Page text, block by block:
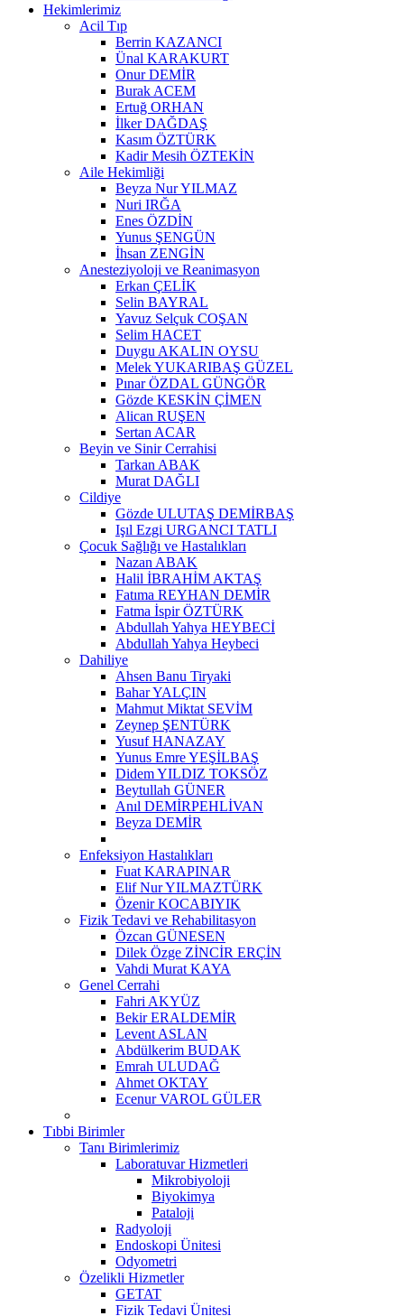
Hekimlerimiz
Acil Tıp
Berrin KAZANCI
Ünal KARAKURT
Onur DEMİR
Burak ACEM
Ertuğ ORHAN
İlker DAĞDAŞ
Kasım ÖZTÜRK
Kadir Mesih ÖZTEKİN
Aile Hekimliği
Beyza Nur YILMAZ
Nuri IRĞA
Enes ÖZDİN
Yunus ŞENGÜN
İhsan ZENGİN
Anesteziyoloji ve Reanimasyon
Erkan ÇELİK
Selin BAYRAL
Yavuz Selçuk COŞAN
Selim HACET
Duygu AKALIN OYSU
Melek YUKARIBAŞ GÜZEL
Pınar ÖZDAL GÜNGÖR
Gözde KESKİN ÇİMEN
Alican RUŞEN
Sertan ACAR
Beyin ve Sinir Cerrahisi
Tarkan ABAK
Murat DAĞLI
Cildiye
Gözde ULUTAŞ DEMİRBAŞ
Işıl Ezgi URGANCI TATLI
Çocuk Sağlığı ve Hastalıkları
Nazan ABAK
Halil İBRAHİM AKTAŞ
Fatıma REYHAN DEMİR
Fatma İspir ÖZTÜRK
Abdullah Yahya HEYBECİ
Abdullah Yahya Heybeci
Dahiliye
Ahsen Banu Tiryaki
Bahar YALÇIN
Mahmut Miktat SEVİM
Zeynep ŞENTÜRK
Yusuf HANAZAY
Yunus Emre YEŞİLBAŞ
Didem YILDIZ TOKSÖZ
Beytullah GÜNER
Anıl DEMİRPEHLİVAN
Beyza DEMİR
Enfeksiyon Hastalıkları
Fuat KARAPINAR
Elif Nur YILMAZTÜRK
Özenir KOCABIYIK
Fizik Tedavi ve Rehabilitasyon
Özcan GÜNESEN
Dilek Özge ZİNCİR ERÇİN
Vahdi Murat KAYA
Genel Cerrahi
Fahri AKYÜZ
Bekir ERALDEMİR
Levent ASLAN
Abdülkerim BUDAK
Emrah ULUDAĞ
Ahmet OKTAY
Ecenur VAROL GÜLER
Tıbbi Birimler
Tanı Birimlerimiz
Laboratuvar Hizmetleri
Mikrobiyoloji
Biyokimya
Pataloji
Radyoloji
Endoskopi Ünitesi
Odyometri
Özelikli Hizmetler
GETAT
Fizik Tedavi Ünitesi